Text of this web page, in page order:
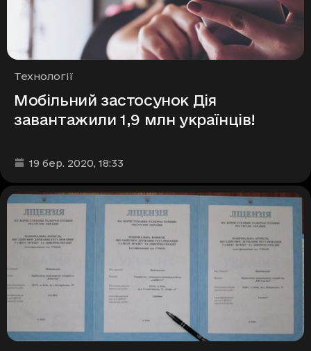
Рубрики
Технології
Мобільний застосунок Дія
завантажили 1,9 млн українців!
Дата та час публікації
19 бер. 2020, 18:33